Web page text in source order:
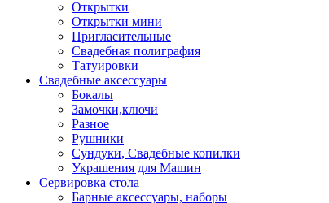
Открытки
Открытки мини
Пригласительные
Свадебная полиграфия
Татуировки
Свадебные аксессуары
Бокалы
Замочки,ключи
Разное
Рушники
Сундуки, Свадебные копилки
Украшения для Машин
Сервировка стола
Барные аксессуары, наборы